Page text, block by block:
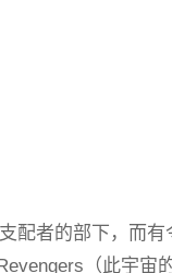
配者的部下，而
（此宇宙